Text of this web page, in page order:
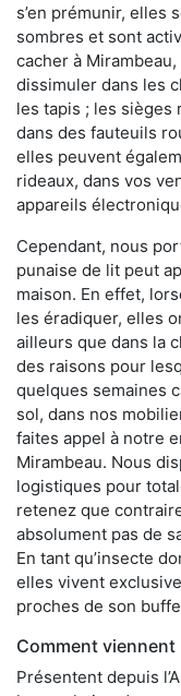
s’en prémunir, elles
sombres et sont
cacher à
dissimuler dans les
les tapis ; les sièges
dans des fauteuils
elles peuvent
rideaux, dans vos
appareils
Cependant, nous
punaise de lit peut
maison. En effet,
les éradiquer, elles
ailleurs que dans la
des raisons pour
quelques semaines
sol, dans nos
faites appel à notre
Mirambeau. Nous
logistiques pour
retenez que
absolument pas de
En tant qu’insecte
elles vivent
proches de son
Comment viennent
Présentent depuis